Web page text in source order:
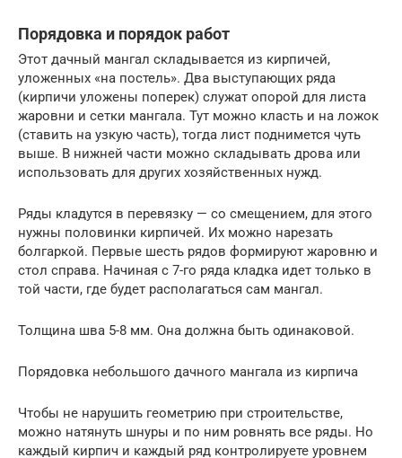
Порядовка и порядок работ
Этот дачный мангал складывается из кирпичей,
уложенных «на постель». Два выступающих ряда
(кирпичи уложены поперек) служат опорой для листа
жаровни и сетки мангала. Тут можно класть и на ложок
(ставить на узкую часть), тогда лист поднимется чуть
выше. В нижней части можно складывать дрова или
использовать для других хозяйственных нужд.
Ряды кладутся в перевязку — со смещением, для этого
нужны половинки кирпичей. Их можно нарезать
болгаркой. Первые шесть рядов формируют жаровню и
стол справа. Начиная с 7-го ряда кладка идет только в
той части, где будет располагаться сам мангал.
Толщина шва 5-8 мм. Она должна быть одинаковой.
Порядовка небольшого дачного мангала из кирпича
Чтобы не нарушить геометрию при строительстве,
можно натянуть шнуры и по ним ровнять все ряды. Но
каждый кирпич и каждый ряд контролируете уровнем